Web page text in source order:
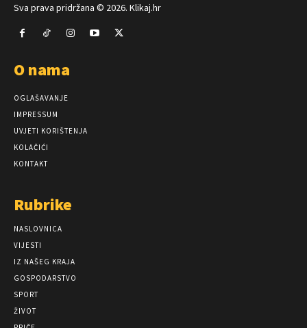
Sva prava pridržana © 2026. Klikaj.hr
O nama
OGLAŠAVANJE
IMPRESSUM
UVJETI KORIŠTENJA
KOLAČIĆI
KONTAKT
Rubrike
NASLOVNICA
VIJESTI
IZ NAŠEG KRAJA
GOSPODARSTVO
SPORT
ŽIVOT